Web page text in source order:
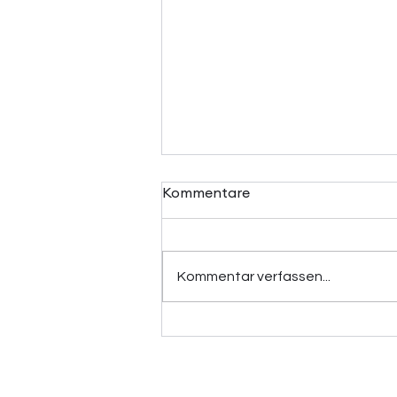
Kommentare
Kommentar verfassen...